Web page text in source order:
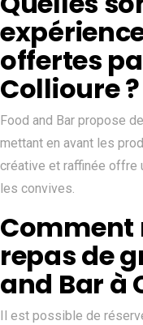
offertes
Collioure ?
Food and Bar propose
mettant en avant les
créative et raffinée offre
les convives.
Comment
repas de
and Bar à
Il est possible de